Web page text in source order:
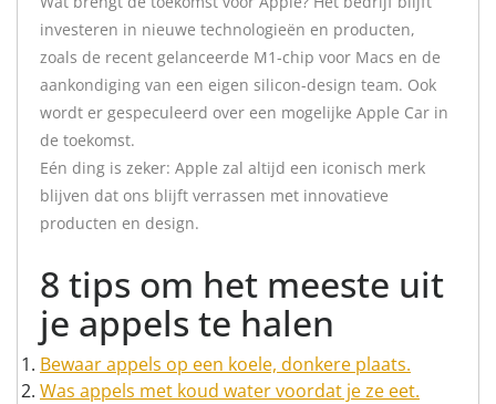
investeren in nieuwe technologieën en producten,
zoals de recent gelanceerde M1-chip voor Macs en de
aankondiging van een eigen silicon-design team. Ook
wordt er gespeculeerd over een mogelijke Apple Car in
de toekomst.
Eén ding is zeker: Apple zal altijd een iconisch merk
blijven dat ons blijft verrassen met innovatieve
producten en design.
8 tips om het meeste uit
je appels te halen
Bewaar appels op een koele, donkere plaats.
Was appels met koud water voordat je ze eet.